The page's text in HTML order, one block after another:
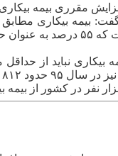
سال ۹۵ به ۸۱۲ هزارتومان در ماه
۱۶۶ تومان است.